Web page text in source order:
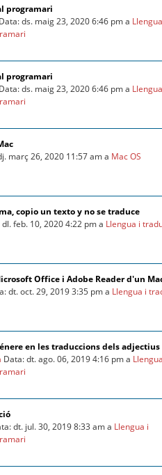
programari
Data: ds. maig 23, 2020 6:46 pm a
programari
Data: ds. maig 23, 2020 6:46 pm a
març 26, 2020 11:57 am a Mac OS
copio un texto y no se traduce
dl. feb. 10, 2020 4:22 pm a Llengua i
Office i Adobe Reader d'un
dt. oct. 29, 2019 3:35 pm a Llengua i
en les traduccions dels adjectius
Data: dt. ago. 06, 2019 4:16 pm a
dt. jul. 30, 2019 8:33 am a Llengua i